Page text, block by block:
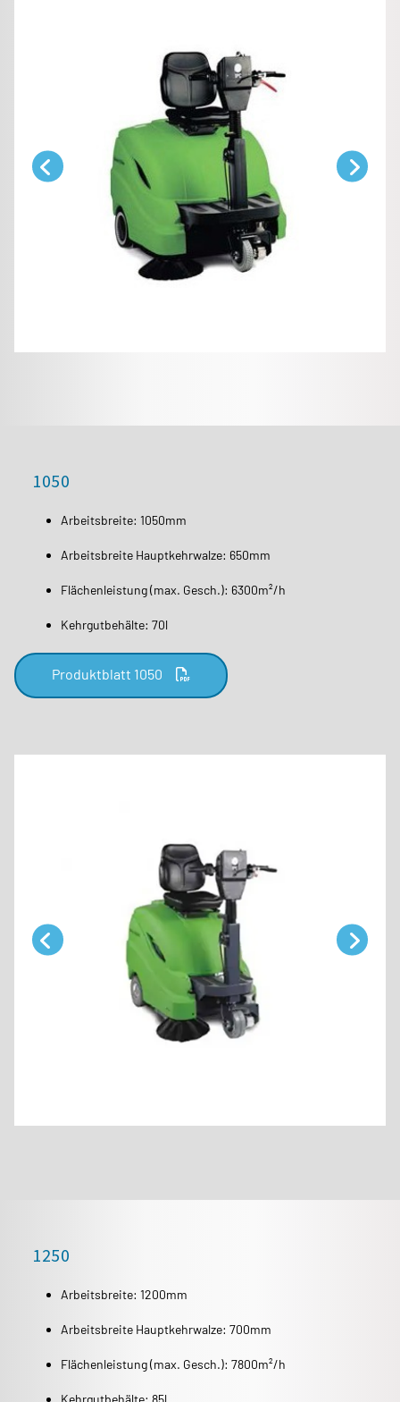
1050
Arbeitsbreite: 1050mm
Arbeitsbreite Hauptkehrwalze: 650mm
Flächenleistung (max. Gesch.): 6300m²/h
Kehrgutbehälte: 70l
Produktblatt 1050
1250
Arbeitsbreite: 1200mm
Arbeitsbreite Hauptkehrwalze: 700mm
Flächenleistung (max. Gesch.): 7800m²/h
Kehrgutbehälte: 85l